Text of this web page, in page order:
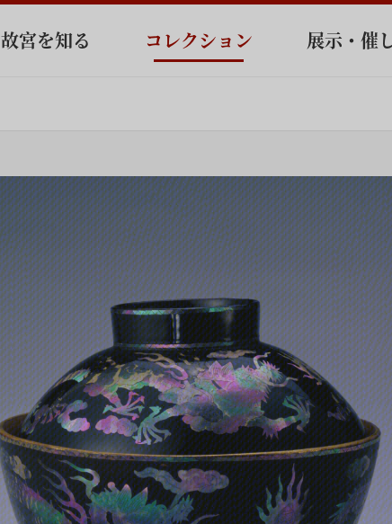
故宮を知る コレクション 展示・催